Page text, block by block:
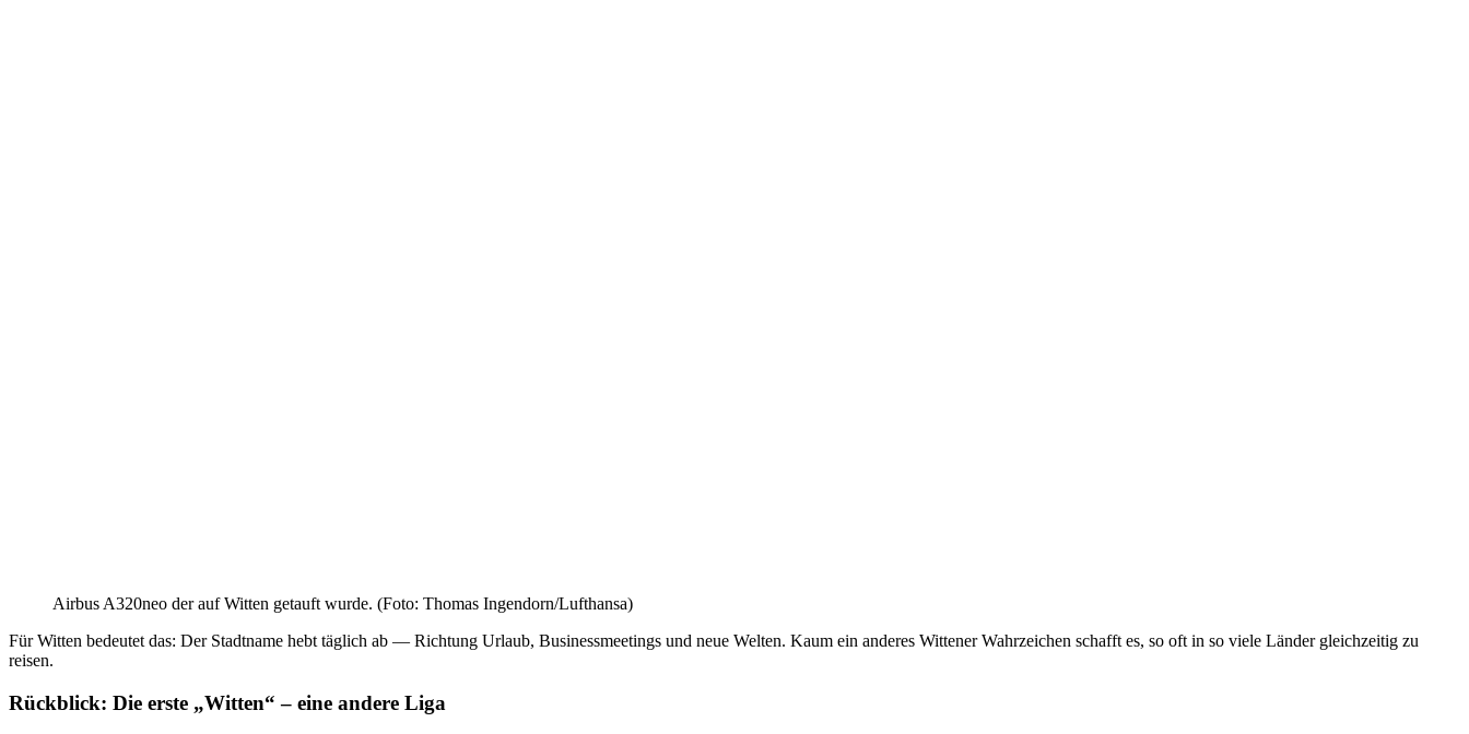
Airbus A320neo der auf Witten getauft wurde. (Foto: Thomas Ingendorn/Lufthansa)
Für Witten bedeutet das: Der Stadtname hebt täglich ab — Richtung Urlaub, Businessmeetings und neue Welten. Kaum ein anderes Wittener Wahrzeichen schafft es, so oft in so viele Länder gleichzeitig zu
reisen.
Rückblick: Die erste „Witten“ – eine andere Liga